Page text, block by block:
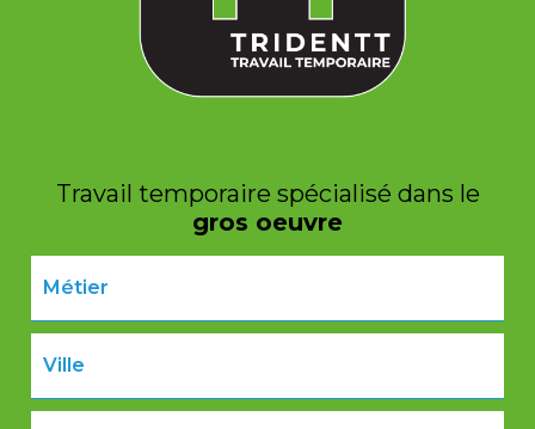
Travail temporaire spécialisé dans le
gros oeuvre